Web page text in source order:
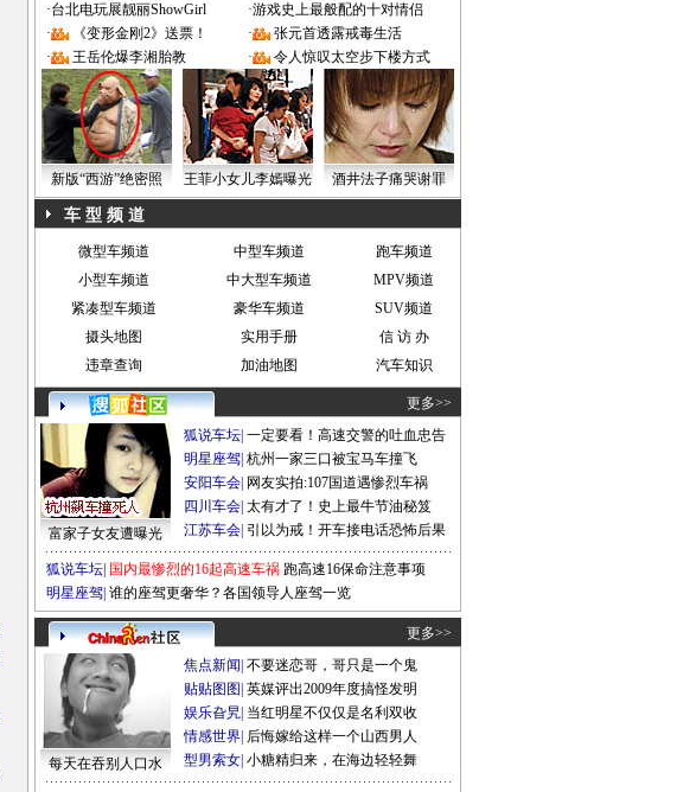
·台北电玩展靓丽ShowGirl ·游戏史上最般配的十对情侣
·
《变形金刚2》送票！ ·
张元首透露戒毒生活
·
王岳伦爆李湘胎教 · 令人惊叹太空步下楼方式
新版“西游”绝密照 王菲小女儿李嫣曝光 酒井法子痛哭谢罪
车 型 频 道
微型车频道 中型车频道
跑车频道
小型车频道
中大型车频道
MPV频道
紧凑型车频道
豪华车频道
SUV频道
摄头地图
实用手册
信 访 办
违章查询
加油地图 汽车知识
更多>>
富家子女友遭曝光
狐说车坛 一定要看！高速交警的吐血忠告
明星座驾 杭州一家三口被宝马车撞飞
安阳车会 网友实拍:107国道遇惨烈车祸
四川车会 太有才了！史上最牛节油秘笈
江苏车会 引以为戒！开车接电话恐怖后果
狐说车坛 国内最惨烈的16起高速车祸 跑高速16保命注意事项
明星座驾 谁的座驾更奢华？各国领导人座驾一览
更多>>
每天在吞别人口水
焦点新闻 不要迷恋哥，哥只是一个鬼
贴贴图图 英媒评出2009年度搞怪发明
娱乐旮旯 当红明星不仅仅是名利双收
情感世界 后悔嫁给这样一个山西男人
型男索女 小糖精归来，在海边轻轻舞